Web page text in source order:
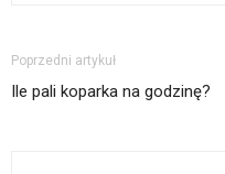
Poprzedni artykuł
Ile pali koparka na godzinę?